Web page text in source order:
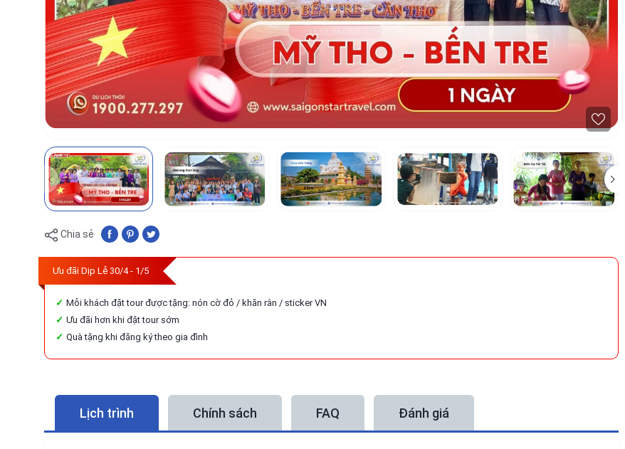
Chia sẻ
Ưu đãi Dịp Lễ 30/4 - 1/5
Mỗi khách đặt tour được tặng: nón cờ đỏ / khăn rằn / sticker VN
Ưu đãi hơn khi đặt tour sớm
Quà tặng khi đăng ký theo gia đình
Lịch trình Chính sách FAQ Đánh giá